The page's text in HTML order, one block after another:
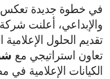
في خطوة جديدة تعكس
والإبداعي، أعلنت
تقديم الحلول
تعاون استراتيجي مع
الكيانات الإعلامية في